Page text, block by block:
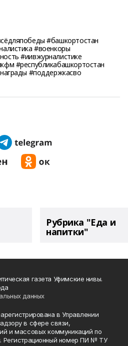
#башкортостан
#военкоры
#иивжурналистике
#республикабашкортостан
#поддержкасво
Рубрика "Еда и
напитки"
газета Уфимские нивы.
данных
в Управлении
в сфере связи,
и массовых коммуникаций по
Регистрационный номер ПИ № ТУ